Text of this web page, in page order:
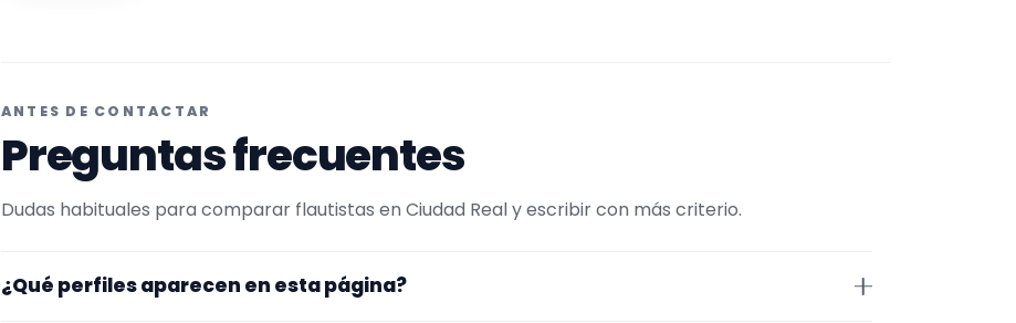
ANTES DE CONTACTAR
Preguntas frecuentes
Dudas habituales para comparar flautistas en Ciudad Real y escribir con más criterio.
¿Qué perfiles aparecen en esta página?